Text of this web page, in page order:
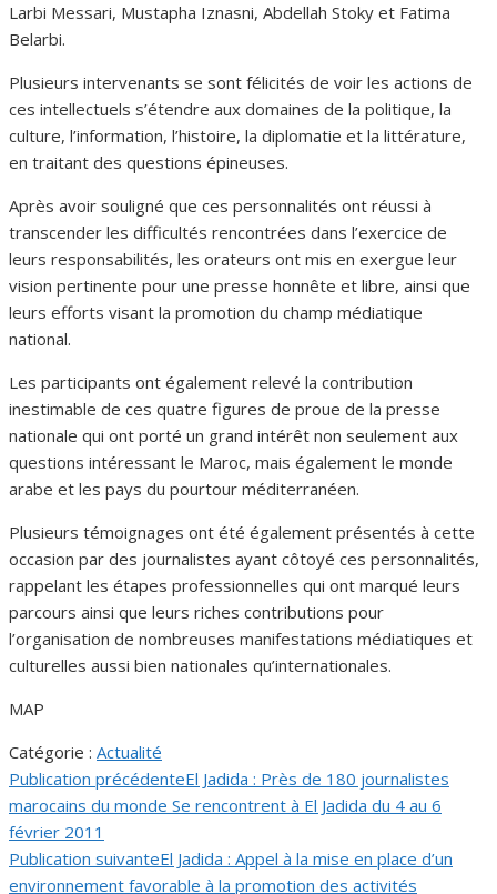
Larbi Messari, Mustapha Iznasni, Abdellah Stoky et Fatima
Belarbi.
Plusieurs intervenants se sont félicités de voir les actions de
ces intellectuels s’étendre aux domaines de la politique, la
culture, l’information, l’histoire, la diplomatie et la littérature,
en traitant des questions épineuses.
Après avoir souligné que ces personnalités ont réussi à
transcender les difficultés rencontrées dans l’exercice de
leurs responsabilités, les orateurs ont mis en exergue leur
vision pertinente pour une presse honnête et libre, ainsi que
leurs efforts visant la promotion du champ médiatique
national.
Les participants ont également relevé la contribution
inestimable de ces quatre figures de proue de la presse
nationale qui ont porté un grand intérêt non seulement aux
questions intéressant le Maroc, mais également le monde
arabe et les pays du pourtour méditerranéen.
Plusieurs témoignages ont été également présentés à cette
occasion par des journalistes ayant côtoyé ces personnalités,
rappelant les étapes professionnelles qui ont marqué leurs
parcours ainsi que leurs riches contributions pour
l’organisation de nombreuses manifestations médiatiques et
culturelles aussi bien nationales qu’internationales.
MAP
Catégorie : Actualité
Navigation
de
l’article
Publication précédenteEl Jadida : Près de 180 journalistes
marocains du monde Se rencontrent à El Jadida du 4 au 6
février 2011
Publication suivanteEl Jadida : Appel à la mise en place d’un
environnement favorable à la promotion des activités